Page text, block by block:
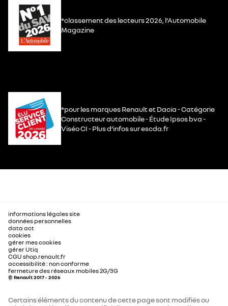
*classement des lecteurs 2026, l’Automobile
Magazine
*pour les marques Renault et Dacia - Catégorie
Constructeur automobile - Étude Ipsos bva -
Viséo CI - Plus d’infos sur escda.fr
informations légales site
données personnelles
data act
cookies
gérer mes cookies
gérer Utiq
CGU shop.renault.fr
accessibilité : non conforme
fermeture des réseaux mobiles 2G/3G
© Renault 2017 - 2026
Certains éléments du contenu de cette page sont modifiés ou